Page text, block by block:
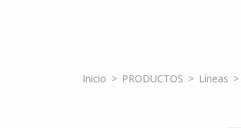
Inicio > PRODUCTOS > Líneas >